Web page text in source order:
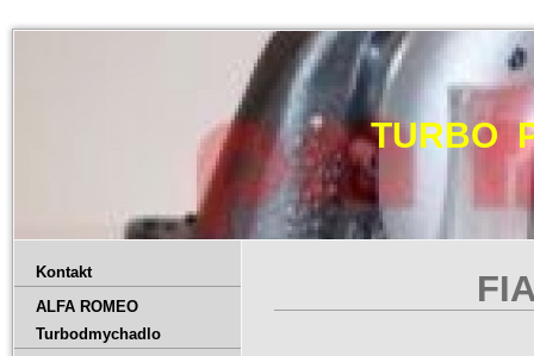
TURBO
Kontakt
ALFA ROMEO
Turbodmychadlo